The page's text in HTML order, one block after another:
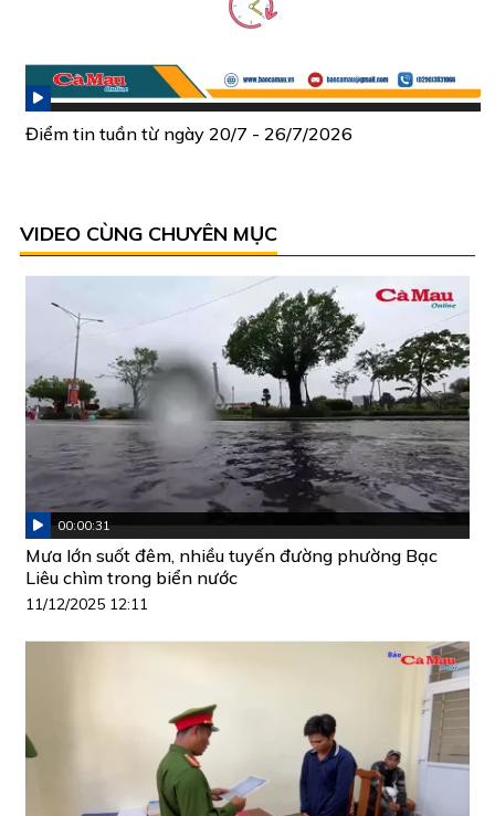
Điểm tin tuần từ ngày 20/7 - 26/7/2026
VIDEO CÙNG CHUYÊN MỤC
00:00:31
Mưa lớn suốt đêm, nhiều tuyến đường phường Bạc
Liêu chìm trong biển nước
11/12/2025 12:11